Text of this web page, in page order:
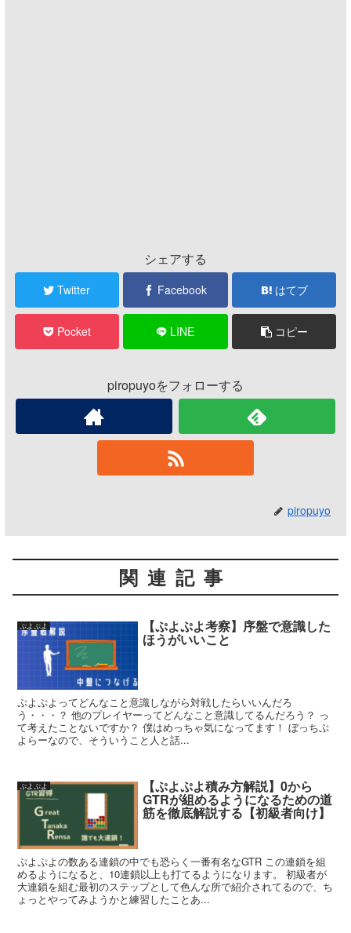
シェアする
Twitter Facebook はてブ
Pocket LINE コピー
piropuyoをフォローする
piropuyo
関連記事
ぷよぷよ 【ぷよぷよ考察】序盤で意識した
ほうがいいこと
ぷよぷよってどんなこと意識しながら対戦したらいいんだろ
う・・・？ 他のプレイヤーってどんなこと意識してるんだろう？ っ
て考えたことないですか？ 僕はめっちゃ気になってます！ ぼっちぷ
よらーなので、そういうこと人と話...
ぷよぷよ 【ぷよぷよ積み方解説】0から
GTRが組めるようになるための道
筋を徹底解説する【初級者向け】
ぷよぷよの数ある連鎖の中でも恐らく一番有名なGTR この連鎖を組
めるようになると、10連鎖以上も打てるようになります。 初級者が
大連鎖を組む最初のステップとして色んな所で紹介されてるので、ち
ょっとやってみようかと練習したことあ...